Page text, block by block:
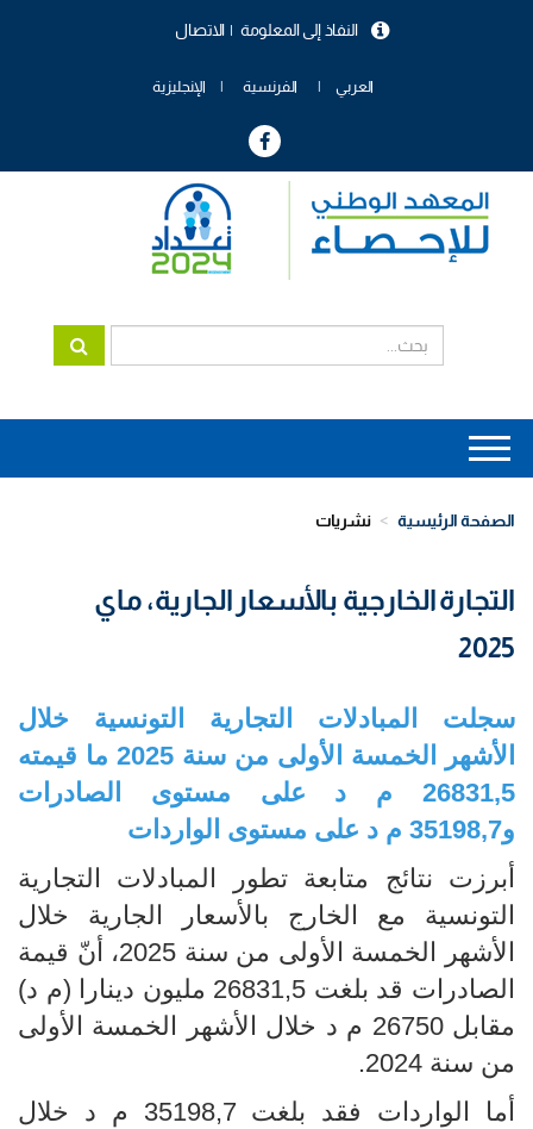
الاتصال النفاذ إلى المعلومة
العربي الفرنسية الإنجليزية
Main
navigation
الصفحة الرئيسية نشريات
التجارة الخارجية بالأسعار الجارية، ماي
2025
سجلت المبادلات التجارية التونسية خلال
الأشهر الخمسة الأولى من سنة 2025 ما قيمته
26831,5 م د على مستوى الصادرات
و35198,7 م د على مستوى الواردات
أبرزت نتائج متابعة تطور المبادلات التجارية
التونسية مع الخارج بالأسعار الجارية خلال
الأشهر الخمسة الأولى من سنة 2025، أنّ قيمة
الصادرات قد بلغت 26831,5 مليون دينارا (م د)
مقابل 26750 م د خلال الأشهر الخمسة الأولى
من سنة 2024.
أما الواردات فقد بلغت 35198,7 م د خلال